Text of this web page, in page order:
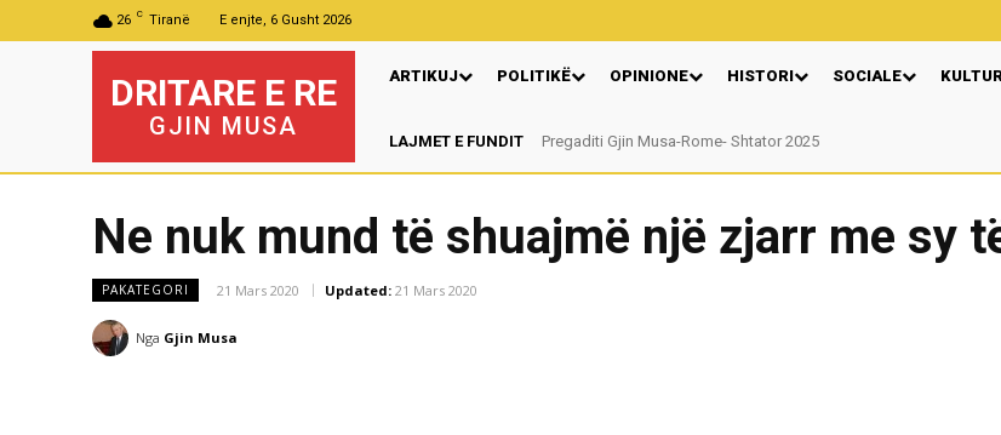
26 C Tiranë E enjte, 6 Gusht 2026
DRITARE E RE
GJIN MUSA
ARTIKUJ POLITIKË OPINIONE HISTORI SOCIALE
LAJMET E FUNDITPregaditi Gjin Musa-Rome- Shtator 2025
Nga: Ndue Dedaj
Ne nuk mund të shuajmë një zjarr me sy
PAKATEGORI 21 Mars 2020 Updated: 21 Mars 2020
Nga Gjin Musa